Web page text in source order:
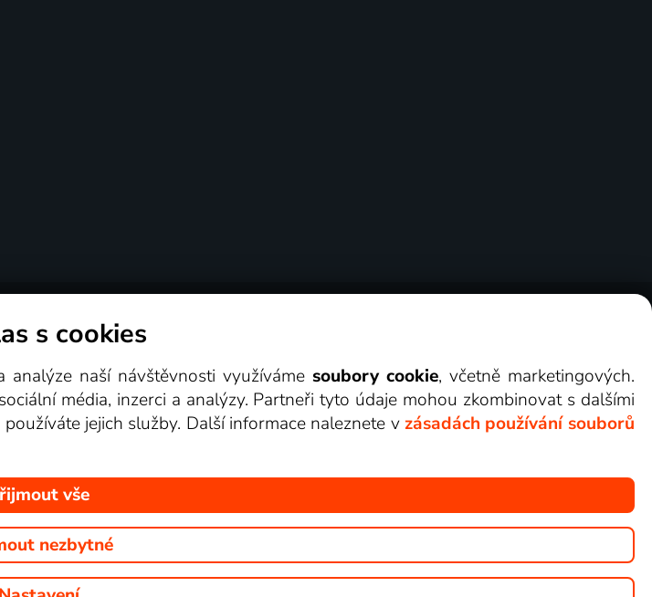
Videotéka
obrázky z pořadů TV stanic, které můžete sledovat v Lepší.TV.
s cookies
analýze naší návštěvnosti využívámesoubory cookie, včetně marketingových.
média, inzerci a analýzy. Partneři tyto údaje mohou zkombinovat s dalšími
jejich služby. Další informace naleznete v zásadách používání souborů
vše
nezbytné